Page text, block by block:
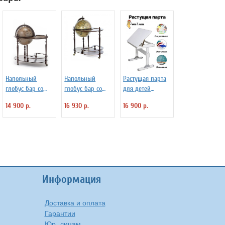
Напольный
глобус бар со
RG40004EN,
d=40 см
14 900 р.
Напольный
глобус бар со
CG40004NN,
d=40 см
16 930 р.
Растущая парта
для детей
16 900 р.
Информация
Доставка и оплата
Гарантии